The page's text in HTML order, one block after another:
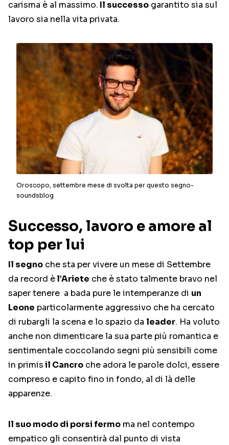
carisma è al massimo. Il successo garantito sia sul
lavoro sia nella vita privata.
Oroscopo, settembre mese di svolta per questo segno-
soundsblog
Successo, lavoro e amore al
top per lui
Il segno che sta per vivere un mese di Settembre
da record èl’Ariete che è stato talmente bravo nel
saper tenere a bada pure le intemperanze di un
Leone particolarmente aggressivo che ha cercato
di rubargli la scena e lo spazio da leader. Ha voluto
anche non dimenticare la sua parte più romantica e
sentimentale coccolando segni più sensibili come
in primisil Cancro che adora le parole dolci, essere
compreso e capito fino in fondo, al di là delle
apparenze.
Il suo modo di porsi fermo ma nel contempo
empatico gli consentirà dal punto di vista